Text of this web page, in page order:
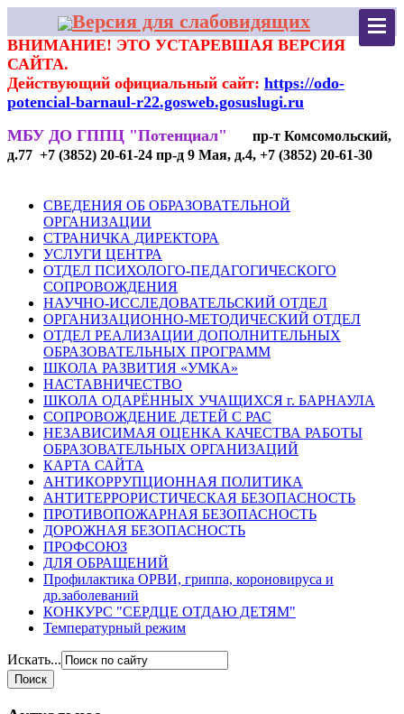
Версия для слабовидящих
ВНИМАНИЕ! ЭТО УСТАРЕВШАЯ ВЕРСИЯ
САЙТА.
Действующий официальный сайт: https://odo-
potencial-barnaul-r22.gosweb.gosuslugi.ru
МБУ ДО ГППЦ "Потенциал"
пр-т Комсомольский,
д.77 +7 (3852) 20-61-24 пр-д 9 Мая, д.4, +7 (3852) 20-61-30
СВЕДЕНИЯ ОБ ОБРАЗОВАТЕЛЬНОЙ
ОРГАНИЗАЦИИ
СТРАНИЧКА ДИРЕКТОРА
УСЛУГИ ЦЕНТРА
ОТДЕЛ ПСИХОЛОГО-ПЕДАГОГИЧЕСКОГО
СОПРОВОЖДЕНИЯ
НАУЧНО-ИССЛЕДОВАТЕЛЬСКИЙ ОТДЕЛ
ОРГАНИЗАЦИОННО-МЕТОДИЧЕСКИЙ ОТДЕЛ
ОТДЕЛ РЕАЛИЗАЦИИ ДОПОЛНИТЕЛЬНЫХ
ОБРАЗОВАТЕЛЬНЫХ ПРОГРАММ
ШКОЛА РАЗВИТИЯ «УМКА»
НАСТАВНИЧЕСТВО
ШКОЛА ОДАРЁННЫХ УЧАЩИХСЯ г. БАРНАУЛА
СОПРОВОЖДЕНИЕ ДЕТЕЙ С РАС
НЕЗАВИСИМАЯ ОЦЕНКА КАЧЕСТВА РАБОТЫ
ОБРАЗОВАТЕЛЬНЫХ ОРГАНИЗАЦИЙ
КАРТА САЙТА
АНТИКОРРУПЦИОННАЯ ПОЛИТИКА
АНТИТЕРРОРИСТИЧЕСКАЯ БЕЗОПАСНОСТЬ
ПРОТИВОПОЖАРНАЯ БЕЗОПАСНОСТЬ
ДОРОЖНАЯ БЕЗОПАСНОСТЬ
ПРОФСОЮЗ
ДЛЯ ОБРАЩЕНИЙ
Профилактика ОРВИ, гриппа, короновируса и
др.заболеваний
КОНКУРС "СЕРДЦЕ ОТДАЮ ДЕТЯМ"
Температурный режим
Искать...